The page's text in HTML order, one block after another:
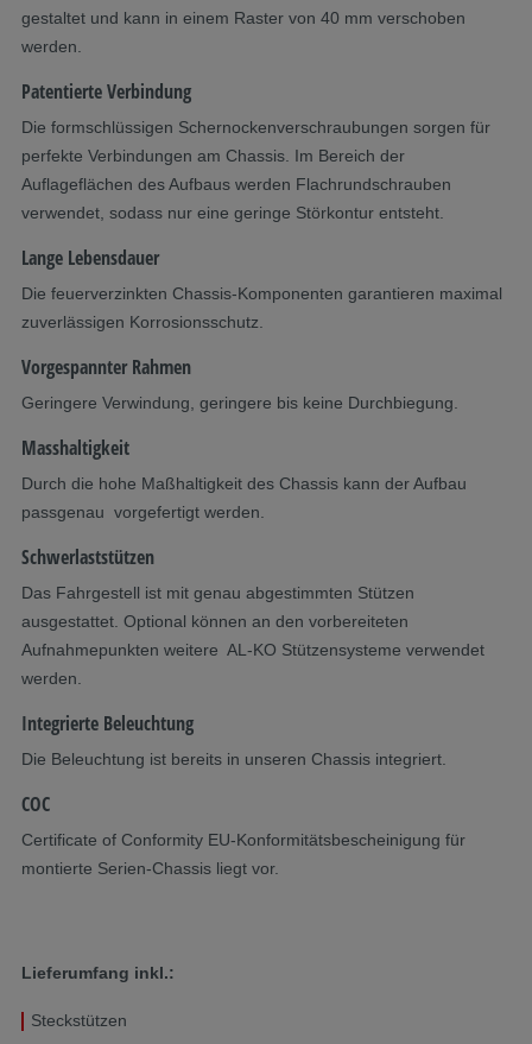
gestaltet und kann in einem Raster von 40 mm verschoben
werden.
Patentierte Verbindung
Die formschlüssigen Schernockenverschraubungen sorgen für
perfekte Verbindungen am Chassis. Im Bereich der
Auflageflächen des Aufbaus werden Flachrundschrauben
verwendet, sodass nur eine geringe Störkontur entsteht.
Lange Lebensdauer
Die feuerverzinkten Chassis-Komponenten garantieren maximal
zuverlässigen Korrosionsschutz.
Vorgespannter Rahmen
Geringere Verwindung, geringere bis keine Durchbiegung.
Masshaltigkeit
Durch die hohe Maßhaltigkeit des Chassis kann der Aufbau
passgenau vorgefertigt werden.
Schwerlaststützen
Das Fahrgestell ist mit genau abgestimmten Stützen
ausgestattet. Optional können an den vorbereiteten
Aufnahmepunkten weitere AL-KO Stützensysteme verwendet
werden.
Integrierte Beleuchtung
Die Beleuchtung ist bereits in unseren Chassis integriert.
COC
Certificate of Conformity EU-Konformitätsbescheinigung für
montierte Serien-Chassis liegt vor.
Lieferumfang inkl.:
Steckstützen